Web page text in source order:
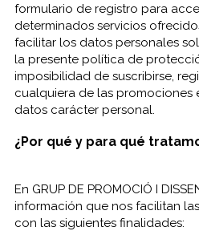
formulario de registro para
determinados servicios
facilitar los datos personales
la presente política de
imposibilidad de suscribirse,
cualquiera de las promociones
datos carácter personal.
¿Por qué y para qué
En GRUP DE PROMOCIÓ I
información que nos facilitan
con las siguientes finalidades: